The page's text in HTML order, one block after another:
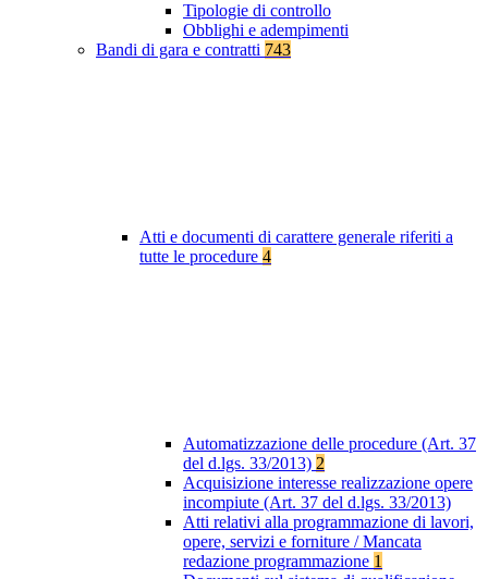
Tipologie di controllo
Obblighi e adempimenti
Bandi di gara e contratti 743
Atti e documenti di carattere generale riferiti a
tutte le procedure 4
Automatizzazione delle procedure (Art. 37
del d.lgs. 33/2013) 2
Acquisizione interesse realizzazione opere
incompiute (Art. 37 del d.lgs. 33/2013)
Atti relativi alla programmazione di lavori,
opere, servizi e forniture / Mancata
redazione programmazione 1